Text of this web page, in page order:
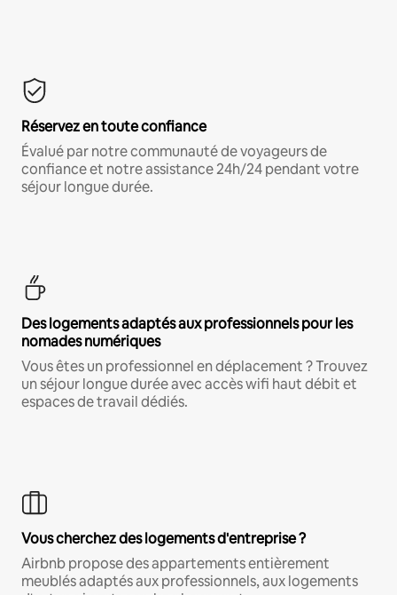
Réservez en toute confiance
Évalué par notre communauté de voyageurs de
confiance et notre assistance 24h/24 pendant votre
séjour longue durée.
Des logements adaptés aux professionnels pour les
nomades numériques
Vous êtes un professionnel en déplacement ? Trouvez
un séjour longue durée avec accès wifi haut débit et
espaces de travail dédiés.
Vous cherchez des logements d'entreprise ?
Airbnb propose des appartements entièrement
meublés adaptés aux professionnels, aux logements